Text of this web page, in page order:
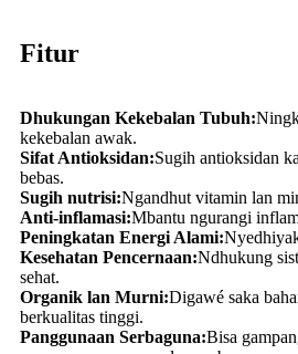
Fitur
Dhukungan Kekebalan Tubuh:
kekebalan awak.
Sifat Antioksidan:Sugih antioksidan
bebas.
Sugih nutrisi:Ngandhut vitamin lan
Anti-inflamasi:Mbantu ngurangi
Peningkatan Energi Alami:
Kesehatan Pencernaan:Ndhukung
sehat.
Organik lan Murni:Digawé saka
berkualitas tinggi.
Panggunaan Serbaguna:Bisa